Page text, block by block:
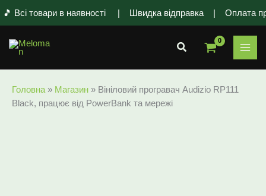
Всі товари в наявності | Швидка відправка | Оплата при
Пошук
Головна » Магазин » Вініловий програвач Audizio RP111
Black, працює від PowerBank та мережі